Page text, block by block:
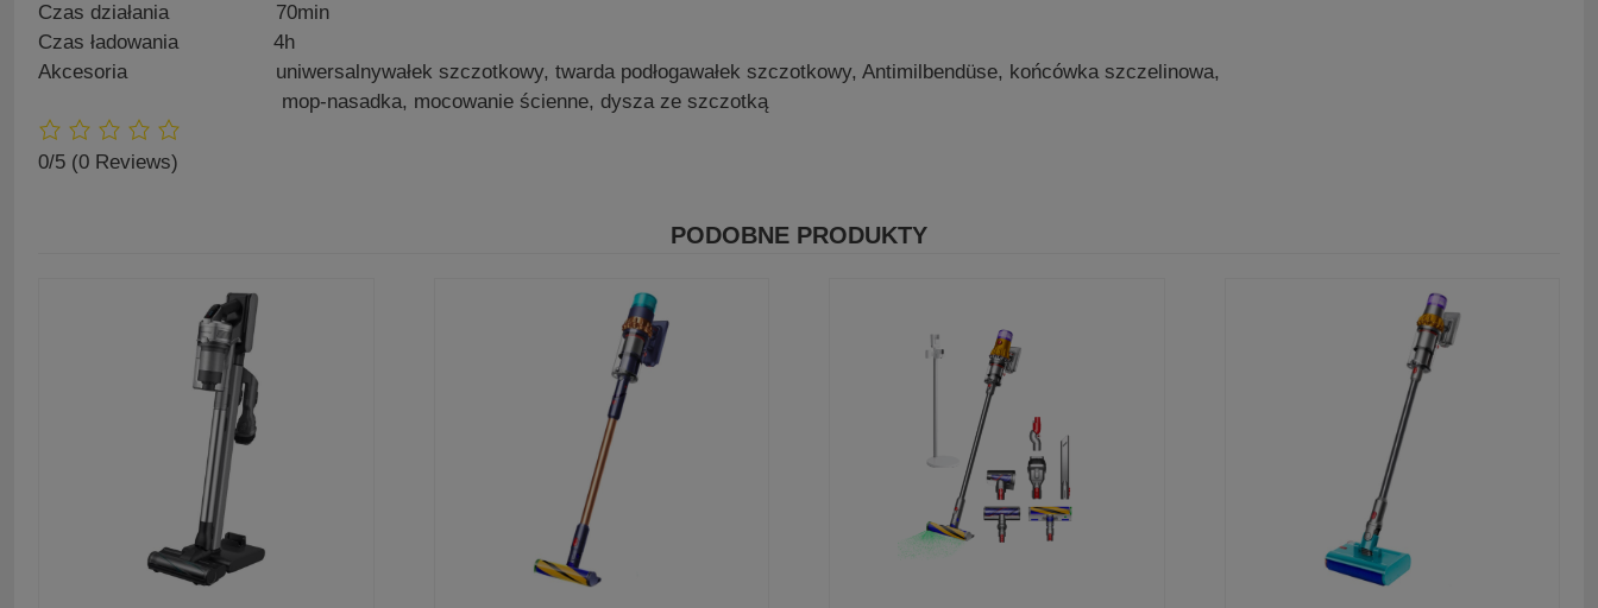
Czas działania 70min
Czas ładowania 4h
Akcesoria uniwersalnywałek szczotkowy, twarda podłogawałek szczotkowy, Antimilbendüse, końcówka szczelinowa,
mop-nasadka, mocowanie ścienne, dysza ze szczotką
0/5 (0 Reviews)
PODOBNE PRODUKTY